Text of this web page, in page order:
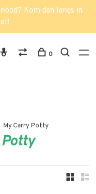
Kom dan langs in
0
My Carry Potty